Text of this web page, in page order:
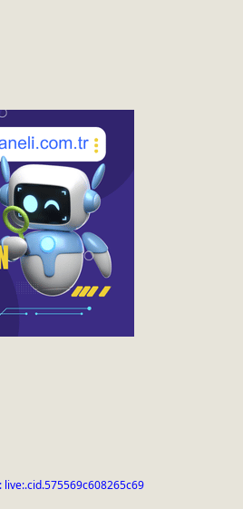
live:.cid.575569c608265c69